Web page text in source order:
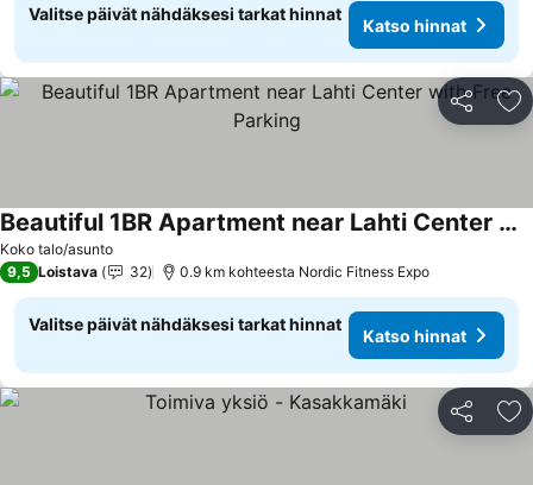
Valitse päivät nähdäksesi tarkat hinnat
Katso hinnat
Jaa
Koko talo/asunto
Beautiful 1BR Apartment near Lahti Center with Free Parking
9,5 Loistava 32 0.9 km kohteesta Nordic Fitness Expo
Valitse päivät nähdäksesi tarkat hinnat
Katso hinnat
Jaa